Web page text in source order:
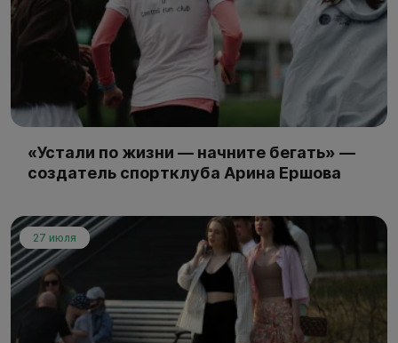
«Устали по жизни — начните бегать» —
создатель спортклуба Арина Ершова
27 июля